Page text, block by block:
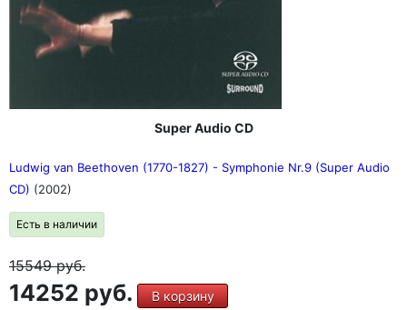
Super Audio CD
Ludwig van Beethoven (1770-1827) - Symphonie Nr.9 (Super Audio
CD) (2002)
Есть в наличии
15549руб.
14252 руб. В корзину